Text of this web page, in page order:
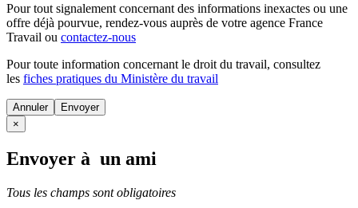
Pour tout signalement concernant des informations inexactes ou une
offre déjà pourvue, rendez-vous auprès de votre agence France
Travail ou contactez-nous
Pour toute information concernant le droit du travail, consultez
les fiches pratiques du Ministère du travail
Annuler
×
Envoyer à un ami
Tous les champs sont obligatoires